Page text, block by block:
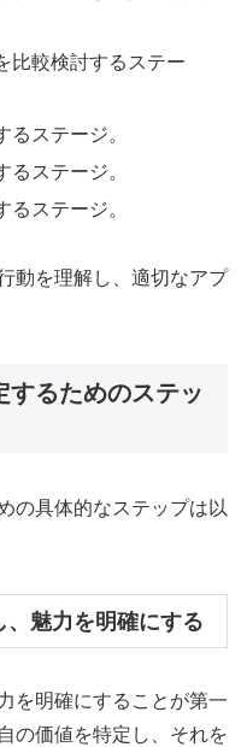
比較検討するステー
るステージ。
るステージ。
るステージ。
動を理解し、適切なアプ
するためのステッ
の具体的なステップは以
、魅力を明確にする
を明確にすることが第一
の価値を特定し、それを